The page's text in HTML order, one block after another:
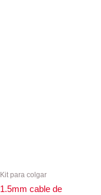
Kit para colgar
1.5mm cable de